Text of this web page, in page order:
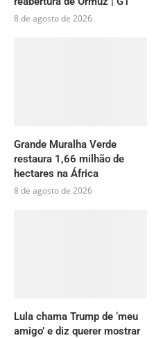
8 de agosto de 2026
Grande Muralha Verde
restaura 1,66 milhão de
hectares na África
8 de agosto de 2026
Lula chama Trump de ‘meu
amigo’ e diz querer mostrar